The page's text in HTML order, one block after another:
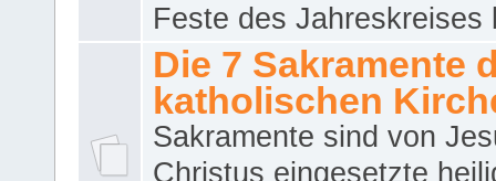
Feste des Jahreskreises
Die 7 Sakramente
katholischen
Sakramente sind von
Christus eingesetzte